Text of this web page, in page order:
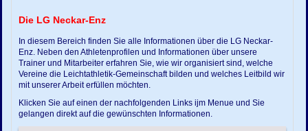
Die LG Neckar-Enz
In diesem Bereich finden Sie alle Informationen über die LG Neckar-
Enz. Neben den Athletenprofilen und Informationen über unsere
Trainer und Mitarbeiter erfahren Sie, wie wir organisiert sind, welche
Vereine die Leichtathletik-Gemeinschaft bilden und welches Leitbild wir
mit unserer Arbeit erfüllen möchten.
Klicken Sie auf einen der nachfolgenden Links ijm Menue und Sie
gelangen direkt auf die gewünschten Informationen.